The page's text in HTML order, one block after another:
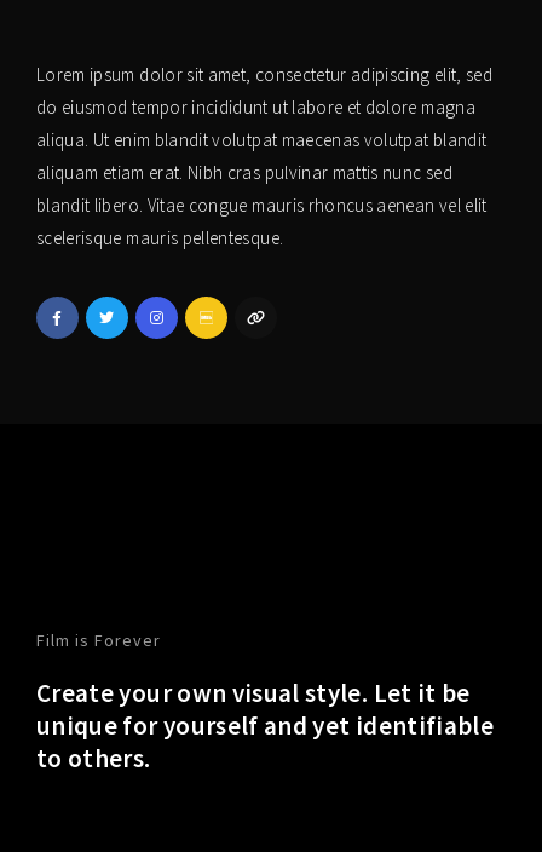
Lorem ipsum dolor sit amet, consectetur adipiscing elit, sed
do eiusmod tempor incididunt ut labore et dolore magna
aliqua. Ut enim blandit volutpat maecenas volutpat blandit
aliquam etiam erat. Nibh cras pulvinar mattis nunc sed
blandit libero. Vitae congue mauris rhoncus aenean vel elit
scelerisque mauris pellentesque.
Film is Forever
Create your own visual style. Let it be
unique for yourself and yet identifiable
to others.